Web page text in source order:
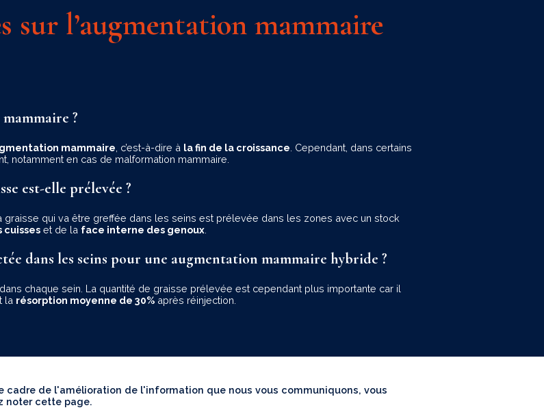
sur l’augmentation mammaire
?
mammaire , c’est-à-dire à la fin de la croissance . Cependant, dans certains
notamment en cas de malformation mammaire.
est-elle prélevée ?
graisse qui va être greffée dans les seins est prélevée dans les zones avec un stock
cuisses et de la face interne des genoux
dans les seins pour une augmentation mammaire hybride ?
chaque sein. La quantité de graisse prélevée est cependant plus importante car il
la résorption moyenne de 30% après réinjection.
cadre de l'amélioration de l'information que nous vous communiquons, vous
noter cette page.